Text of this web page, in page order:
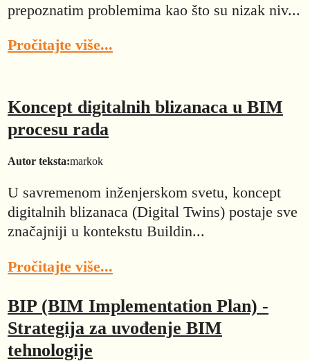
prepoznatim problemima kao što su nizak niv...
Pročitajte više...
Koncept digitalnih blizanaca u BIM
procesu rada
Autor teksta:markok
U savremenom inženjerskom svetu, koncept
digitalnih blizanaca (Digital Twins) postaje sve
značajniji u kontekstu Buildin...
Pročitajte više...
BIP (BIM Implementation Plan) -
Strategija za uvođenje BIM
tehnologije